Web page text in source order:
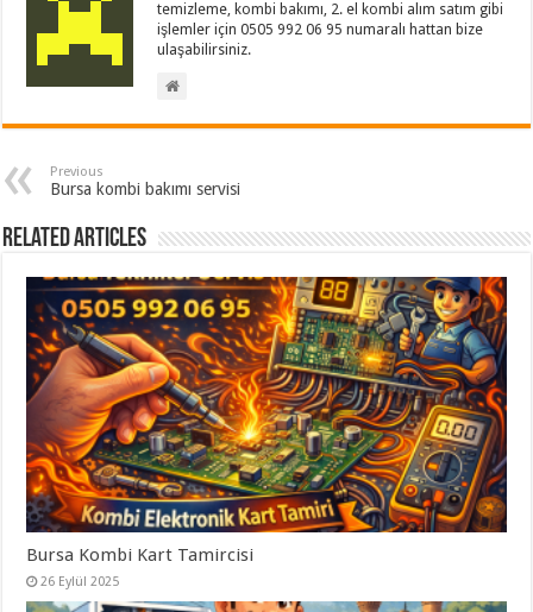
temizleme, kombi bakımı, 2. el kombi alım satım gibi
işlemler için 0505 992 06 95 numaralı hattan bize
ulaşabilirsiniz.
Previous
Bursa kombi bakımı servisi
Related Articles
Bursa Kombi Kart Tamircisi
26 Eylül 2025